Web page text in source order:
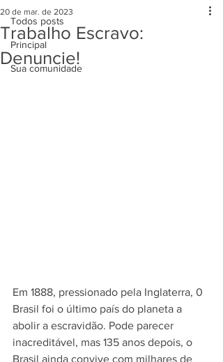
Todos posts
Principal
Sua comunidade
Trabalho Escravo:
Denuncie!
20 de mar. de 2023
Em 1888, pressionado pela Inglaterra, 0
Brasil foi o último país do planeta a
abolir a escravidão. Pode parecer
inacreditável, mas 135 anos depois, o
Brasil ainda convive com milhares de